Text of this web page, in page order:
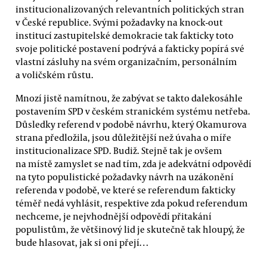
institucionalizovaných relevantních politických stran
v České republice. Svými požadavky na knock-out
institucí zastupitelské demokracie tak fakticky toto
svoje politické postavení podrývá a fakticky popírá své
vlastní zásluhy na svém organizačním, personálním
a voličském růstu.
Mnozí jistě namítnou, že zabývat se takto dalekosáhle
postavením SPD v českém stranickém systému netřeba.
Důsledky referend v podobě návrhu, který Okamurova
strana předložila, jsou důležitější než úvaha o míře
institucionalizace SPD. Budiž. Stejně tak je ovšem
na místě zamyslet se nad tím, zda je adekvátní odpovědí
na tyto populistické požadavky návrh na uzákonění
referenda v podobě, ve které se referendum fakticky
téměř nedá vyhlásit, respektive zda pokud referendum
nechceme, je nejvhodnější odpovědí přitakání
populistům, že většinový lid je skutečně tak hloupý, že
bude hlasovat, jak si oni přejí…